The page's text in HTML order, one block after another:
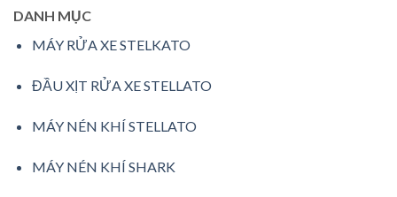
DANH MỤC
MÁY RỬA XE STELKATO
ĐẦU XỊT RỬA XE STELLATO
MÁY NÉN KHÍ STELLATO
MÁY NÉN KHÍ SHARK